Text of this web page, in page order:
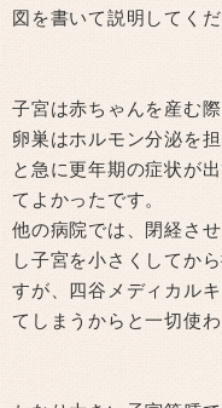
図を書いて説明してくだ
子宮は赤ちゃんを産む
卵巣はホルモン分泌を
と急に更年期の症状が
てよかったです。
他の病院では、閉経さ
し子宮を小さくしてか
すが、四谷メディカル
てしまうからと一切使わ